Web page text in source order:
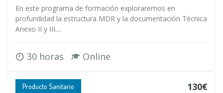
En este programa de formación exploraremos en
profundidad la estructura MDR y la documentación Técnica
Anexo II y III....
30 horas Online
Producto Sanitario 130€